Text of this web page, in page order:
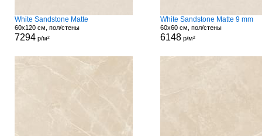
White Sandstone Matte
60x120 см, пол/стены
7294 р/м²
White Sandstone Matte 9 mm
60x60 см, пол/стены
6148 р/м²